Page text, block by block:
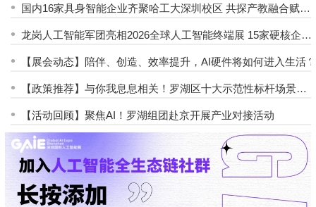
• 国内16家具身智能企业齐聚哈工大深圳校区 共探产教融合赋能
• 龙岗人工智能军团亮相2026全球人工智能终端展 15家硬核企业
• 【展会动态】陪伴、创造、效率提升，AI硬件将如何进入生活
•
【政策推荐】与你我息息相关！罗湖区十大示范性标杆场景亮
• 【活动回顾】聚焦AI！罗湖组团赴京开展产业对接活动